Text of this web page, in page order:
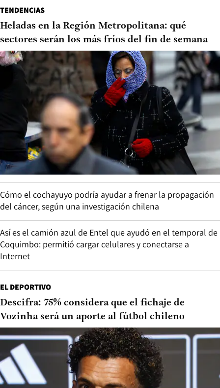
TENDENCIAS
Heladas en la Región Metropolitana: qué
sectores serán los más fríos del fin de semana
Cómo el cochayuyo podría ayudar a frenar la propagación
del cáncer, según una investigación chilena
Así es el camión azul de Entel que ayudó en el temporal de
Coquimbo: permitió cargar celulares y conectarse a
Internet
EL DEPORTIVO
Descifra: 75% considera que el fichaje de
Vozinha será un aporte al fútbol chileno